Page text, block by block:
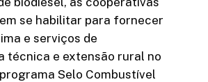
se habilitar para fornecer
e serviços de
técnica e extensão rural no
Selo Combustível